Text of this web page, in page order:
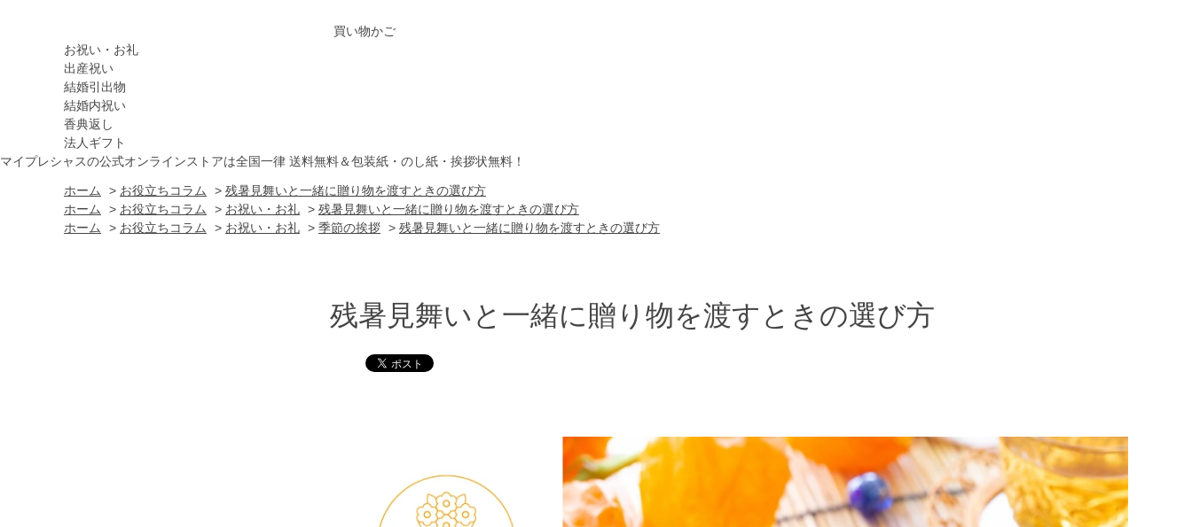
買い物かご
お祝い・お礼
出産祝い
結婚引出物
結婚内祝い
香典返し
法人ギフト
マイプレシャスの公式オンラインストアは全国一律 送料無料＆包装紙・のし紙・挨拶状無料！
ホーム > お役立ちコラム > 残暑見舞いと一緒に贈り物を渡すときの選び方
ホーム
> お役立ちコラム > お祝い・お礼 > 残暑見舞いと一緒に贈り物を渡すときの選び方
ホーム
> お役立ちコラム > お祝い・お礼 > 季節の挨拶 > 残暑見舞いと一緒に贈り物を渡すときの選び方
残暑見舞いと一緒に贈り物を渡すときの選び方